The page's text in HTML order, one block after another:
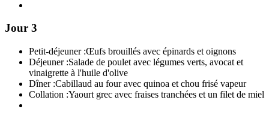
Jour 3
Petit-déjeuner :Œufs brouillés avec épinards et oignons
Déjeuner :Salade de poulet avec légumes verts, avocat et
vinaigrette à l'huile d'olive
Dîner :Cabillaud au four avec quinoa et chou frisé vapeur
Collation :Yaourt grec avec fraises tranchées et un filet de miel